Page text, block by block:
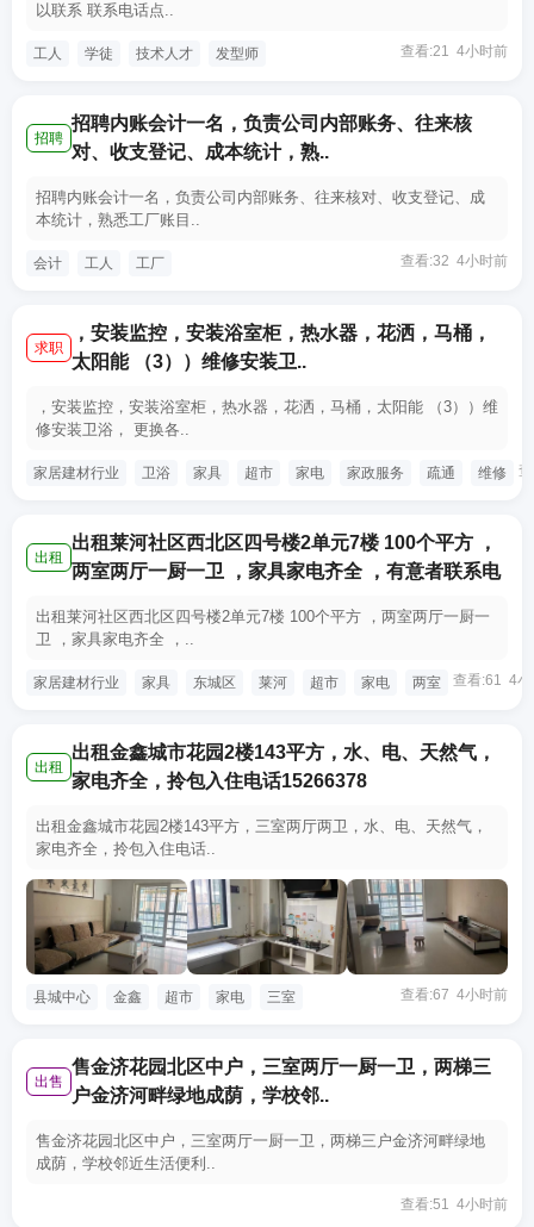
以联系 联系电话点..
工人 学徒 技术人才 发型师 查看:21 4小时前
招聘
招聘内账会计一名，负责公司内部账务、往来核
对、收支登记、成本统计，熟..
招聘内账会计一名，负责公司内部账务、往来核对、收支登记、成
本统计，熟悉工厂账目..
会计 工人 工厂 查看:32 4小时前
求职
，安装监控，安装浴室柜，热水器，花洒，马桶，
太阳能 （3））维修安装卫..
，安装监控，安装浴室柜，热水器，花洒，马桶，太阳能 （3））维
修安装卫浴， 更换各..
家居建材行业 卫浴 家具 超市 家电 家政服务 疏通 维修
出租
出租莱河社区西北区四号楼2单元7楼 100个平方 ，
两室两厅一厨一卫 ，家具家电齐全 ，有意者联系电
出租莱河社区西北区四号楼2单元7楼 100个平方 ，两室两厅一厨一
卫 ，家具家电齐全 ，..
家居建材行业 家具 东城区 莱河 超市 家电 两室 查看:61 4小
出租
出租金鑫城市花园2楼143平方，水、电、天然气，
家电齐全，拎包入住电话15266378
出租金鑫城市花园2楼143平方，三室两厅两卫，水、电、天然气，
家电齐全，拎包入住电话..
县城中心 金鑫 超市 家电 三室 查看:67 4小时前
出售
售金济花园北区中户，三室两厅一厨一卫，两梯三
户金济河畔绿地成荫，学校邻..
售金济花园北区中户，三室两厅一厨一卫，两梯三户金济河畔绿地
成荫，学校邻近生活便利..
查看:51 4小时前